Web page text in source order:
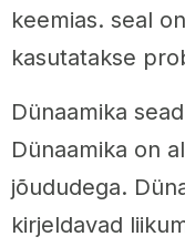
keemias. seal
kasutatakse
Dünaamika
Dünaamika on
jõududega.
kirjeldavad